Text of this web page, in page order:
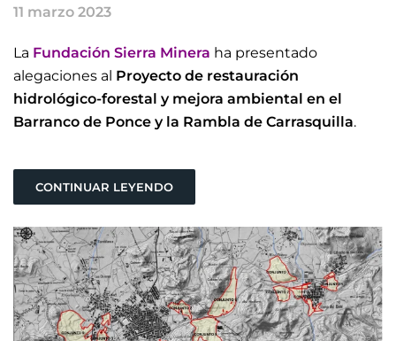
11 marzo 2023
La Fundación Sierra Minera ha presentado
alegaciones al Proyecto de restauración
hidrológico-forestal y mejora ambiental en el
Barranco de Ponce y la Rambla de Carrasquilla.
CONTINUAR LEYENDO